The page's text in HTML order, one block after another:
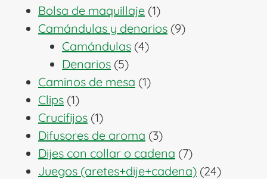
Bolsa de maquillaje 11
producto
Camándulas y denarios 99
Camándulas 44
Denarios 55
productos
Caminos de mesa 11
Clips 11
producto
Crucifijos 11
producto
Difusores de aroma 33
productos
Dijes con collar o cadena 77
productos
Juegos (aretes+dije+cadena) 2424